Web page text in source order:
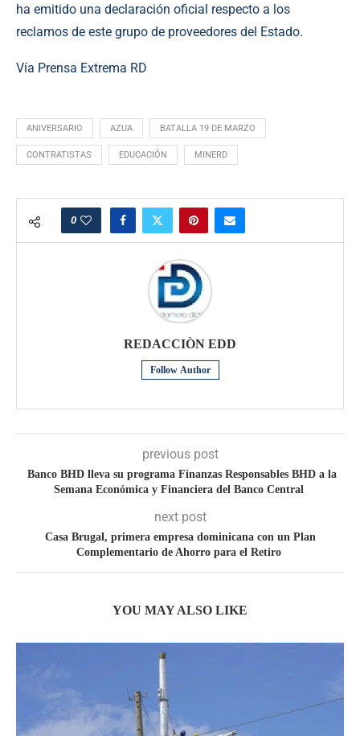
ha emitido una declaración oficial respecto a los
reclamos de este grupo de proveedores del Estado.
Vía Prensa Extrema RD
ANIVERSARIO AZUA BATALLA 19 DE MARZO
CONTRATISTAS EDUCACIÓN MINERD
0
REDACCIÒN EDD
Follow Author
previous post
Banco BHD lleva su programa Finanzas Responsables BHD a la
Semana Económica y Financiera del Banco Central
next post
Casa Brugal, primera empresa dominicana con un Plan
Complementario de Ahorro para el Retiro
YOU MAY ALSO LIKE